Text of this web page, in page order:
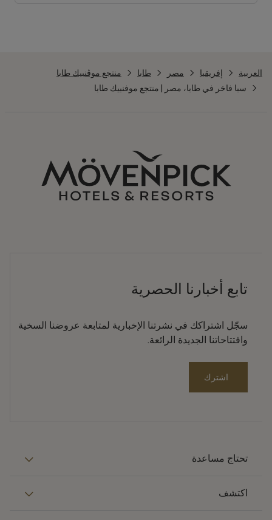
العربية إفريقيا مصر طابا
منتجع موڤنبيك طابا
سبا فاخر في طابا، مصر | منتجع موفنبيك طابا
تابع أخبارنا الحصرية
سجّل اشتراكك في نشرتنا الإخبارية لمتابعة عروضنا السخية
وافتتاحاتنا الجديدة الرائعة.
اشترك
تحتاج مساعدة
اكتشف